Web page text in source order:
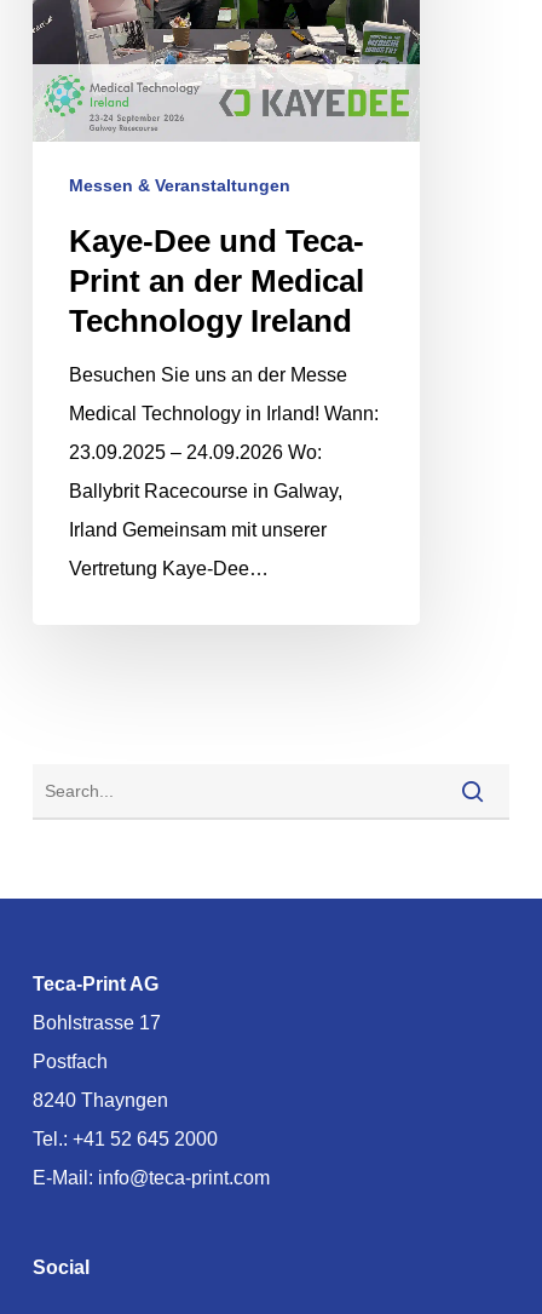
der
Medical
Technology
Ireland
Messen & Veranstaltungen
Kaye-Dee und Teca-
Print an der Medical
Technology Ireland
Besuchen Sie uns an der Messe
Medical Technology in Irland! Wann:
23.09.2025 – 24.09.2026 Wo:
Ballybrit Racecourse in Galway,
Irland Gemeinsam mit unserer
Vertretung Kaye-Dee…
Teca-Print AG
Bohlstrasse 17
Postfach
8240 Thayngen
Tel.: +41 52 645 2000
E-Mail: info@teca-print.com
Social